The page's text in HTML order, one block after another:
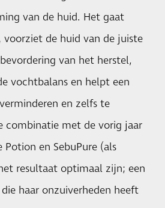
van de huid. Het gaat
voorziet de huid van de juiste
van het herstel,
vochtbalans en helpt een
en zelfs te
combinatie met de vorig jaar
Potion en SebuPure (als
resultaat optimaal zijn; een
haar onzuiverheden heeft